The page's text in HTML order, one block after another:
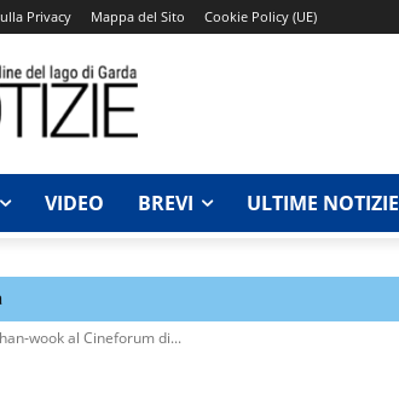
Privacy Mappa del Sito Cookie Policy (UE)
VIDEO BREVI ULTIME NOTIZIE
al Cineforum di...